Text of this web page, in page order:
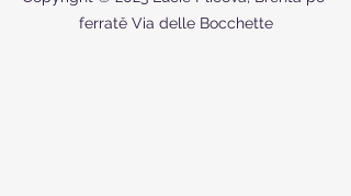
ferratě Via delle Bocchette